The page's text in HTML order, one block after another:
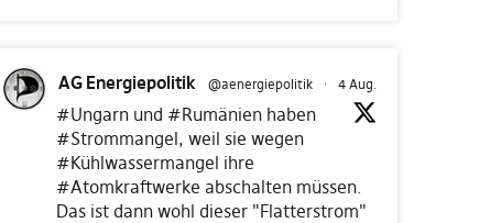
AG Energiepolitik @aenergiepolitik · 4 Aug.
#Ungarnund #Rumänienhaben
#Strommangel, weil sie wegen
#Kühlwassermangel ihre
#Atomkraftwerke abschalten müssen.
Das ist dann wohl dieser "Flatterstrom"